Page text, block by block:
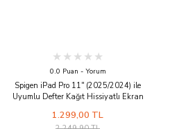
0.0 Puan - Yorum
Spigen iPad Pro 11'' (2025/2024) ile
Uyumlu Defter Kağıt Hissiyatlı Ekran
Fit - AGL07789
1.299,00 TL